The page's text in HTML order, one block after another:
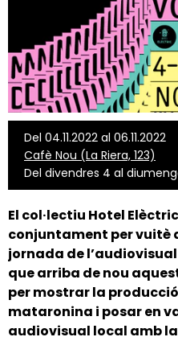
Del 04.11.2022 al 06.11.2022
Cafè Nou (La Riera, 123)
Del divendres 4 al
El col·lectiu Hotel
conjuntament per vuitè
jornada de
que arriba de nou
per mostrar la
mataronina i posar en
audiovisual local amb